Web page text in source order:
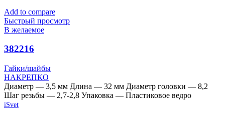
Add to compare
Быстрый просмотр
В желаемое
382216
Гайки/шайбы
НАКРЕПКО
Диаметр — 3,5 мм Длина — 32 мм Диаметр головки — 8,2
Шаг резьбы — 2,7-2,8 Упаковка — Пластиковое ведро
iSvet